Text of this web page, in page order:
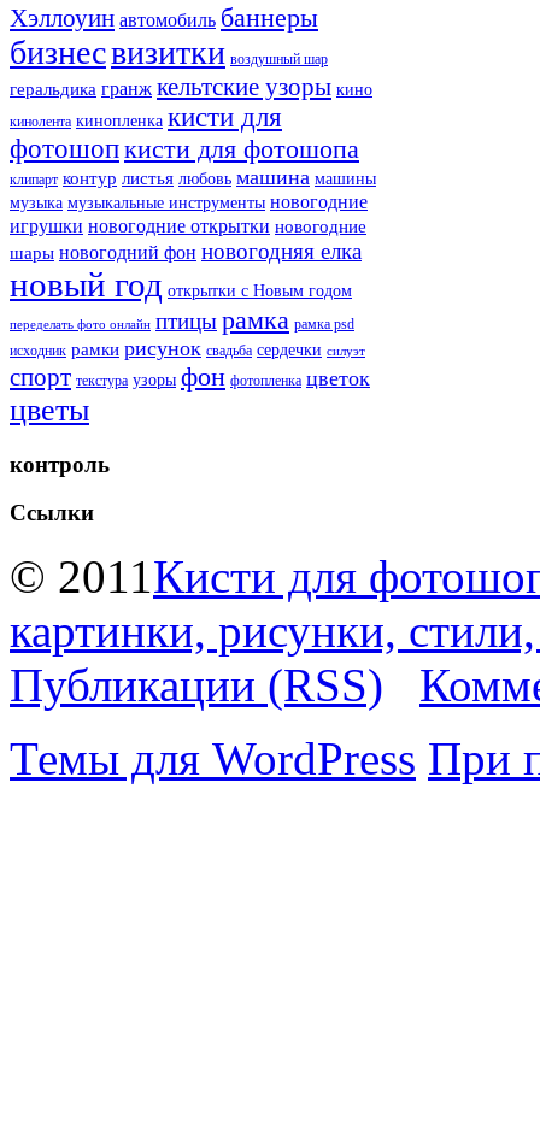
Хэллоуин автомобиль баннеры
бизнесвизитки воздушный шар
геральдика гранж кельтские узоры кино
кинолента кинопленка кисти для
фотошопкисти для фотошопа
клипарт контур листья любовь машина машины
музыка музыкальные инструменты новогодние
игрушки новогодние открытки новогодние
шары новогодний фон новогодняя елка
новый год открытки с Новым годом
переделать фото онлайн птицырамка рамка psd
исходник рамки рисунок свадьба сердечки силуэт
спорт текстура узоры фон фотопленка цветок
цветы
контроль
Ссылки
© 2011Кисти для
картинки, рисунки,
Публикации (RSS)
Темы для WordPress При